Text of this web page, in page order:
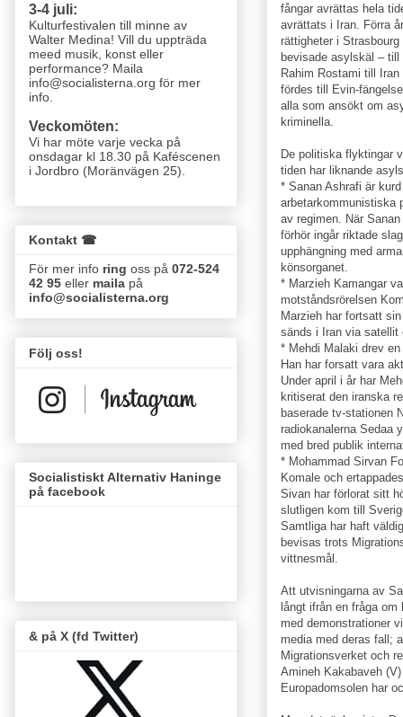
fångar avrättas hela
avrättats i Iran. Förra
rättigheter i
bevisade asylskäl – till
Rahim Rostami till
fördes till Evin-
alla som ansökt om
kriminella.
De politiska flyktingar
tiden har liknande
* Sanan Ashrafi är
arbetarkommunistiska
av regimen. När
förhör ingår riktade
upphängning med
könsorganet.
* Marzieh Kamangar
motståndsrörelsen
Marzieh har fortsatt
sänds i Iran via satellit
* Mehdi Malaki drev
Han har forsatt vara
Under april i år har
kritiserat den iranska
baserade tv-stationen
radiokanalerna Sedaa
med bred publik
* Mohammad Sirvan
Komale och
Sivan har förlorat sitt
slutligen kom till
Samtliga har haft
bevisas trots
vittnesmål.
Att utvisningarna av
långt ifrån en fråga
med demonstrationer
media med deras fall;
Migrationsverket och
Amineh Kakabaveh
Europadomsolen har
3-4 juli:
Kulturfestivalen till minne av
Walter Medina! Vill du uppträda
meed musik, konst eller
performance? Maila
info@socialisterna.org för mer
info.
Veckomöten:
Vi har möte varje vecka på
onsdagar kl 18.30 på Kaféscenen
i Jordbro (Moränvägen 25)
Kontakt ☎
För mer info ring oss på 072-524
42 95 eller maila på
info@socialisterna.org
Följ oss!
Socialistiskt Alternativ Haninge
på facebook
& på X (fd Twitter)